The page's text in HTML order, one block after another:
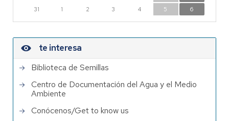
31
1 2 3 4 5 6
te interesa
Biblioteca de Semillas
Centro de Documentación del Agua y el Medio
Ambiente
Conócenos/Get to know us